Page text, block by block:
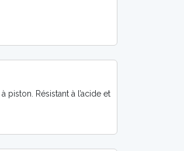
piston. Résistant à l’acide et